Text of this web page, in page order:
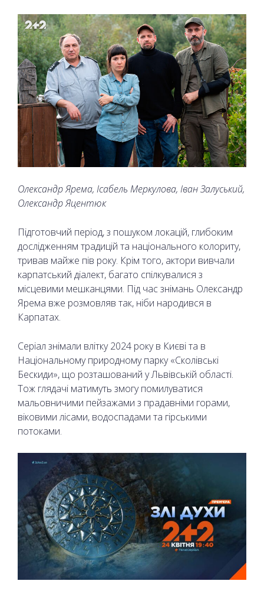
Олександр Ярема, Ісабель Меркулова, Іван Залуський,
Олександр Яцентюк
Підготовчий період, з пошуком локацій, глибоким
дослідженням традицій та національного колориту,
тривав майже пів року. Крім того, актори вивчали
карпатський діалект, багато спілкувалися з
місцевими мешканцями. Під час знімань Олександр
Ярема вже розмовляв так, ніби народився в
Карпатах.
Серіал знімали влітку 2024 року в Києві та в
Національному природному парку «Сколівські
Бескиди», що розташований у Львівській області.
Тож глядачі матимуть змогу помилуватися
мальовничими пейзажами з прадавніми горами,
віковими лісами, водоспадами та гірськими
потоками.